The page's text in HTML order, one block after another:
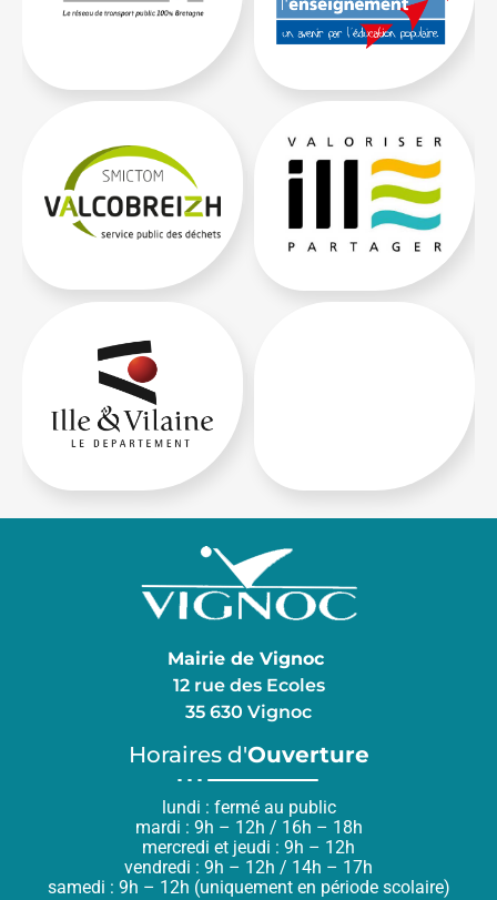
Mairie de Vignoc
12 rue des Ecoles
35 630 Vignoc
Horaires d'Ouverture
lundi : fermé au public
mardi : 9h – 12h / 16h – 18h
mercredi et jeudi : 9h – 12h
vendredi : 9h – 12h / 14h – 17h
samedi : 9h – 12h (uniquement en période scolaire)